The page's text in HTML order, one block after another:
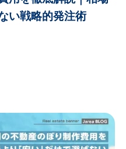
い戦略的発注術